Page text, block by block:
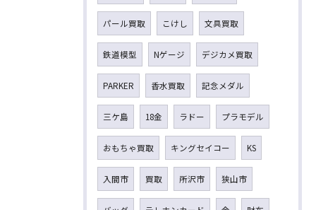
パール買取 こけし 文具買取
鉄道模型 Nゲージ デジカメ買取
PARKER 香水買取 記念メダル
三ケ島 18金 ラドー プラモデル
おもちゃ買取 キングセイコー KS
入間市 買取 所沢市 狭山市